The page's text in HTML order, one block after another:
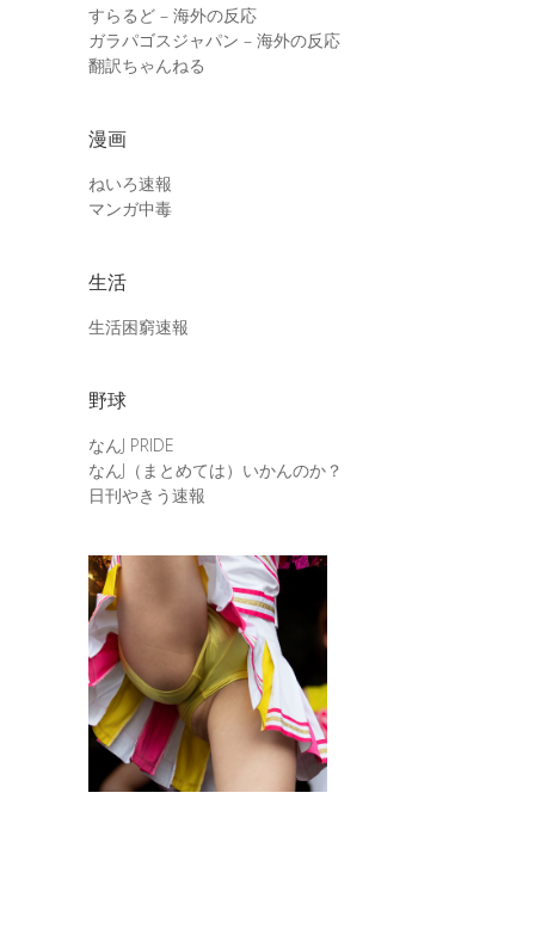
すらるど – 海外の反応
ガラパゴスジャパン – 海外の反応
翻訳ちゃんねる
漫画
ねいろ速報
マンガ中毒
生活
生活困窮速報
野球
なんJ PRIDE
なんJ（まとめては）いかんのか？
日刊やきう速報